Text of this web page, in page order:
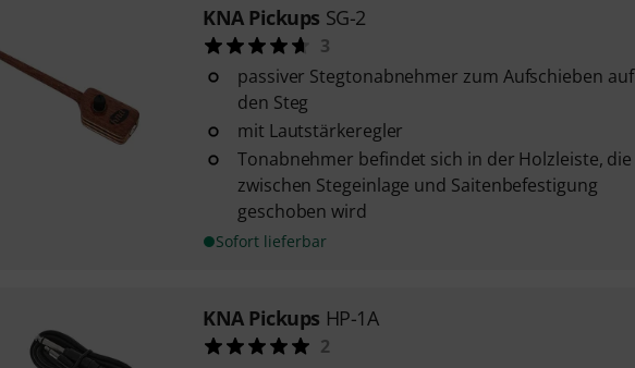
KNA Pickups SG-2
3
passiver Stegtonabnehmer zum Aufschieben auf
den Steg
mit Lautstärkeregler
Tonabnehmer befindet sich in der Holzleiste, die
zwischen Stegeinlage und Saitenbefestigung
geschoben wird
Sofort lieferbar
KNA Pickups HP-1A
2